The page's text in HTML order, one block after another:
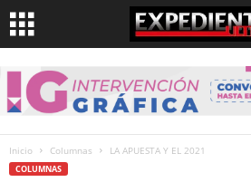
Inicio Columnas LA APUESTA Y EL 2021
COLUMNAS